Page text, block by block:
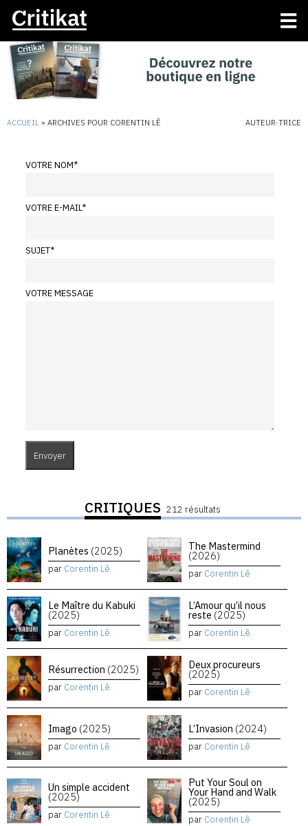
ACCUEIL » ARCHIVES POUR CORENTIN LÊ AUTEUR·TRICE
VOTRE NOM*
VOTRE E-MAIL*
SUJET*
VOTRE MESSAGE
CRITIQUES 212 résultats
Planètes (2025)
par Corentin Lê
The Mastermind
(2026)
par Corentin Lê
Le Maître du Kabuki
(2025)
par Corentin Lê
L’Amour qu’il nous
reste (2025)
par Corentin Lê
Résurrection (2025)
par Corentin Lê
Deux procureurs
(2025)
par Corentin Lê
Imago (2025)
par Corentin Lê
L’Invasion (2024)
par Corentin Lê
Un simple accident
(2025)
par Corentin Lê
Put Your Soul on
Your Hand and Walk
(2025)
par Corentin Lê